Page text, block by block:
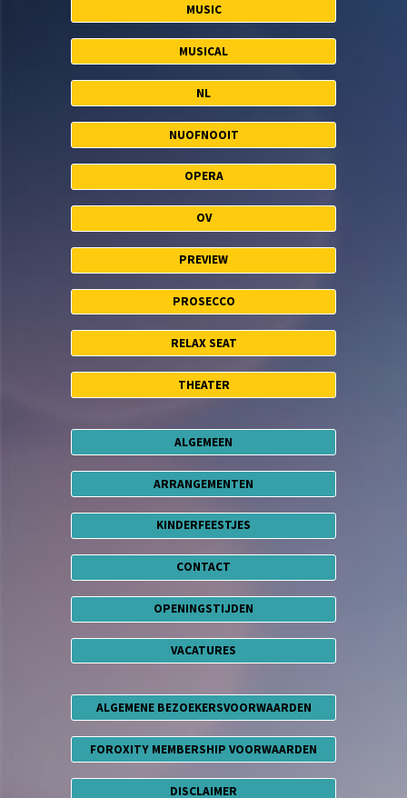
MUSIC
MUSICAL
NL
NUOFNOOIT
OPERA
OV
PREVIEW
PROSECCO
RELAX SEAT
THEATER
ALGEMEEN
ARRANGEMENTEN
KINDERFEESTJES
CONTACT
OPENINGSTIJDEN
VACATURES
ALGEMENE BEZOEKERSVOORWAARDEN
FOROXITY MEMBERSHIP VOORWAARDEN
DISCLAIMER